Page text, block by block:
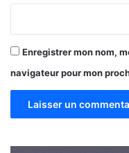
Enregistrer mon nom,
navigateur pour mon